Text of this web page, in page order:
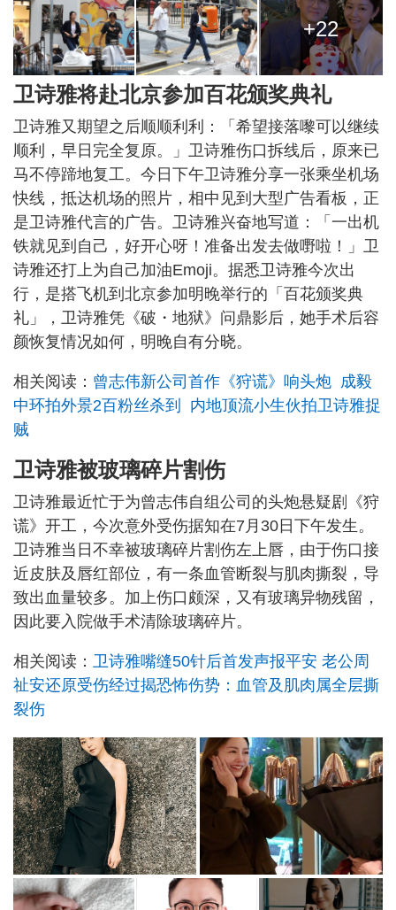
+22
卫诗雅将赴北京参加百花颁奖典礼
卫诗雅又期望之后顺顺利利：「希望接落嚟可以继续
顺利，早日完全复原。」卫诗雅伤口拆线后，原来已
马不停蹄地复工。今日下午卫诗雅分享一张乘坐机场
快线，抵达机场的照片，相中见到大型广告看板，正
是卫诗雅代言的广告。卫诗雅兴奋地写道：「一出机
铁就见到自己，好开心呀！准备出发去做嘢啦！」卫
诗雅还打上为自己加油Emoji。据悉卫诗雅今次出
行，是搭飞机到北京参加明晚举行的「百花颁奖典
礼」，卫诗雅凭《破・地狱》问鼎影后，她手术后容
颜恢复情况如何，明晚自有分晓。
相关阅读： 曾志伟新公司首作《狩谎》响头炮 成毅
中环拍外景2百粉丝杀到 内地顶流小生伙拍卫诗雅捉
贼
卫诗雅被玻璃碎片割伤
卫诗雅最近忙于为曾志伟自组公司的头炮悬疑剧《狩
谎》开工，今次意外受伤据知在7月30日下午发生。
卫诗雅当日不幸被玻璃碎片割伤左上唇，由于伤口接
近皮肤及唇红部位，有一条血管断裂与肌肉撕裂，导
致出血量较多。加上伤口颇深，又有玻璃异物残留，
因此要入院做手术清除玻璃碎片。
相关阅读： 卫诗雅嘴缝50针后首发声报平安 老公周
祉安还原受伤经过揭恐怖伤势：血管及肌肉属全层撕
裂伤